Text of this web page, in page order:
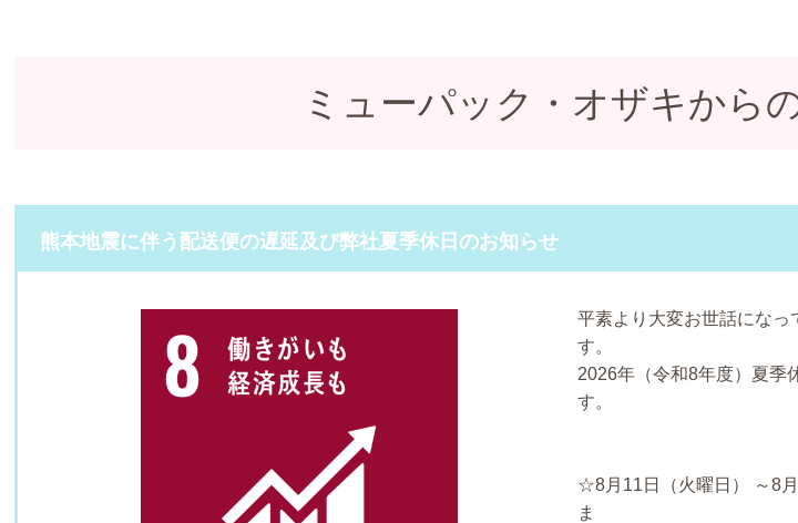
ミューパック・オザキから
熊本地震に伴う配送便の遅延及び弊社夏季休日のお知らせ
平素より大変お世話になっ
2026年（令和8年度）夏季
☆8月11日（火曜日） ～8
ま